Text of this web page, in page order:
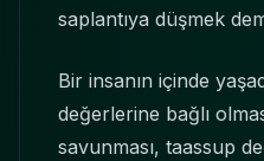
saplantıya düşmek
Bir insanın içinde
değerlerine bağlı
savunması, taassup